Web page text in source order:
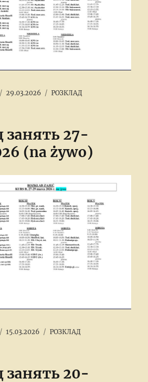
Posted
29.03.2026 Categories
РОЗКЛАД
занять 27-
(na żywo)
Posted
15.03.2026 Categories
РОЗКЛАД
занять 20-